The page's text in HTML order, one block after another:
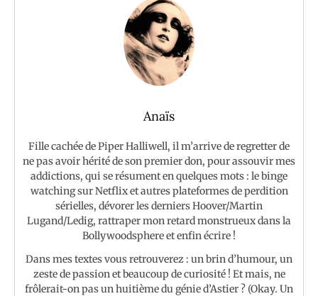
Anaïs
Fille cachée de Piper Halliwell, il m’arrive de regretter de
ne pas avoir hérité de son premier don, pour assouvir mes
addictions, qui se résument en quelques mots : le binge
watching sur Netflix et autres plateformes de perdition
sérielles, dévorer les derniers Hoover/Martin
Lugand/Ledig, rattraper mon retard monstrueux dans la
Bollywoodsphere et enfin écrire !
Dans mes textes vous retrouverez : un brin d’humour, un
zeste de passion et beaucoup de curiosité ! Et mais, ne
frôlerait-on pas un huitième du génie d’Astier ? (Okay. Un